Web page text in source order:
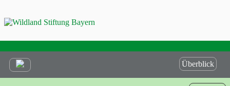
Überblick